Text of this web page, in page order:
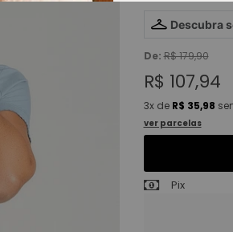
Descubra
De:R$ 179,90
R$ 107,94
3xde R$ 35,98
ver parcelas
Pix